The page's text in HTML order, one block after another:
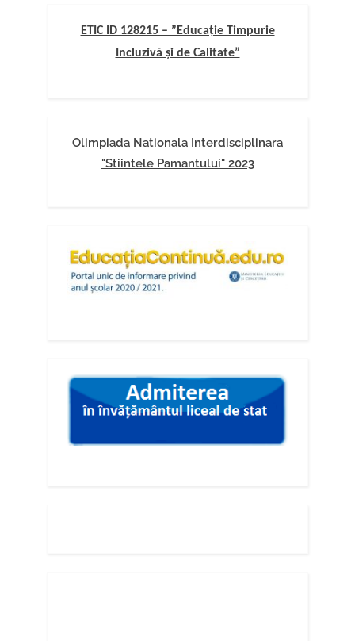
ETIC ID 128215 – ”Educație Timpurie
Incluzivă și de Calitate”
Olimpiada Nationala Interdisciplinara
"Stiintele Pamantului" 2023